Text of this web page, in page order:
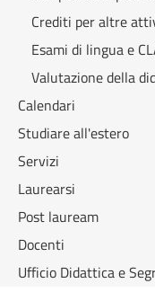
Crediti per altre
Esami di lingua e
Valutazione della
Calendari
Studiare all'estero
Servizi
Laurearsi
Post lauream
Docenti
Ufficio Didattica e